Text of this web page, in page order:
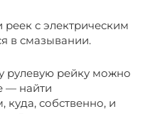
с электрическим
в смазывании.
рулевую рейку можно
— найти
собственно, и